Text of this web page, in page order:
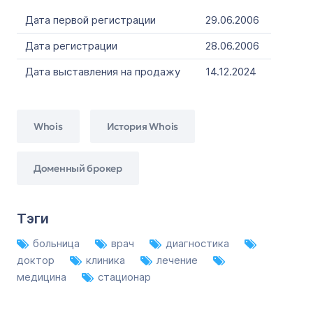
Дата первой регистрации
29.06.2006
Дата регистрации
28.06.2006
Дата выставления на продажу
14.12.2024
Whois История Whois
Доменный брокер
Тэги
больница врач
диагностика
доктор
клиника
лечение
медицина
стационар